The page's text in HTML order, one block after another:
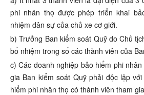
phi nhân thọ được phép triển khai
nhiệm dân sự của chủ xe cơ giới.
b) Trưởng Ban kiểm soát Quỹ do Chủ
bổ nhiệm trong số các thành viên của
c) Các doanh nghiệp bảo hiểm phi
gia Ban kiểm soát Quỹ phải độc lập
hiểm phi nhân thọ có thành viên tham